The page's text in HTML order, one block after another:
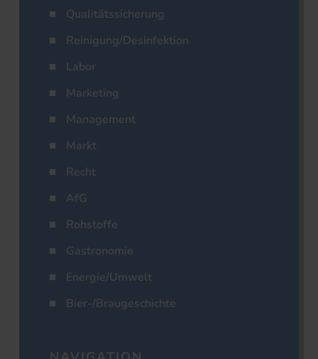
Qualitätssicherung
Reinigung/Desinfektion
Labor
Marketing
Management
Markt
Recht
AfG
Rohstoffe
Gastronomie
Energie/Umwelt
Bier-/Braugeschichte